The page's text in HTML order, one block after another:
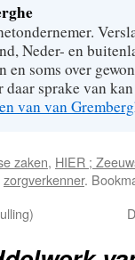
Neder- en
en soms over
daar sprake van
van van
zaken, HIER ;
zorgverkenner.